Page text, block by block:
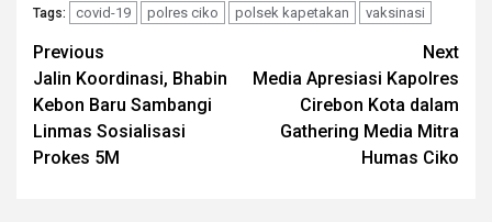
Tags: covid-19 polres ciko polsek kapetakan vaksinasi
Post
navigation
Previous
Jalin Koordinasi, Bhabin
Kebon Baru Sambangi
Linmas Sosialisasi
Prokes 5M
Next
Media Apresiasi Kapolres
Cirebon Kota dalam
Gathering Media Mitra
Humas Ciko